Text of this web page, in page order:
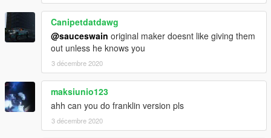
Canipetdatdawg
@sauceswain original maker doesnt like giving them
out unless he knows you
3 décembre 2020
maksiunio123
ahh can you do franklin version pls
3 décembre 2020